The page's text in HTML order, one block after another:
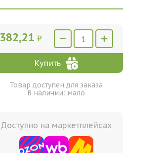
382,21 ₽
Купить
Товар доступен для заказа
В наличии: мало
Доступно на маркетплейсах